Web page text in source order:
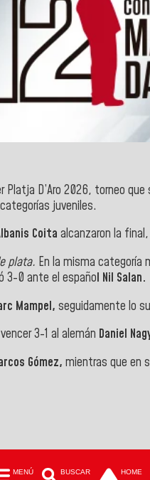
D’Aro 2026, torneo
juveniles.
Coita alcanzaron la
plata. En la misma categoría
3-0 ante el español Nil Salan.
Mampel, seguidamente lo
3-1 al alemán Daniel
Gómez, mientras que en
MENÚ BUSCAR HOME